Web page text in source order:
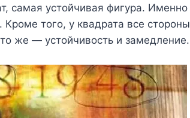
самая устойчивая фигура. Именно
Кроме того, у квадрата все стороны
же — устойчивость и замедление.